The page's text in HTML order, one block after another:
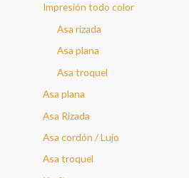
Impresión todo color
Asa rizada
Asa plana
Asa troquel
Asa plana
Asa Rizada
Asa cordón / Lujo
Asa troquel